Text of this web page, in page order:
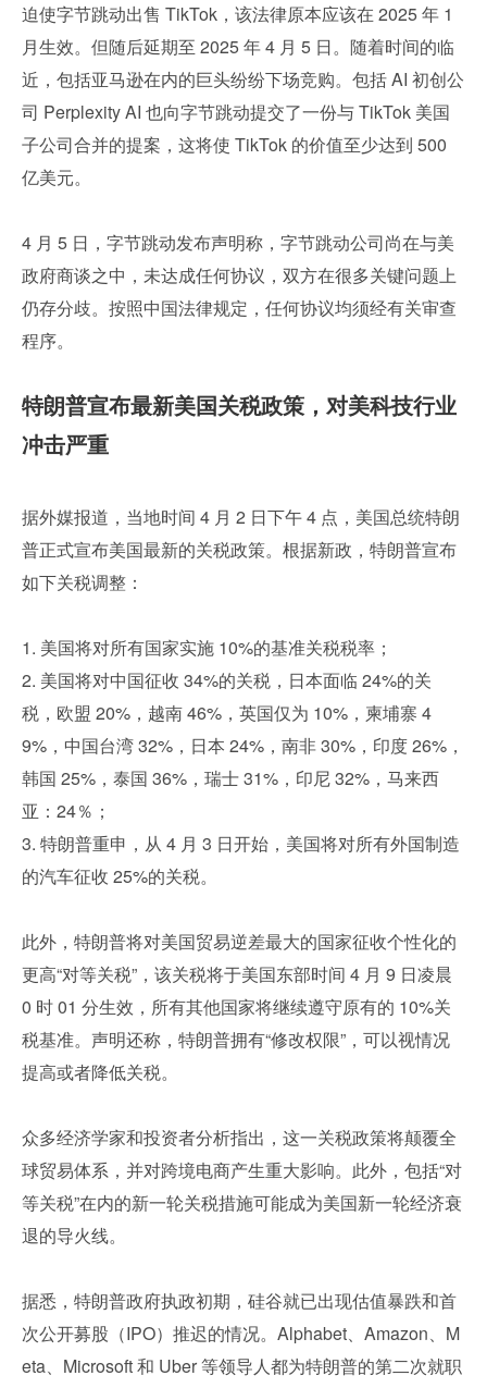
迫使字节跳动出售 TikTok，该法律原本应该在 2025 年 1
月生效。但随后延期至 2025 年 4 月 5 日。随着时间的临
近，包括亚马逊在内的巨头纷纷下场竞购。包括 AI 初创公
司 Perplexity AI 也向字节跳动提交了一份与 TikTok 美国
子公司合并的提案，这将使 TikTok 的价值至少达到 500
亿美元。
4 月 5 日，字节跳动发布声明称，字节跳动公司尚在与美
政府商谈之中，未达成任何协议，双方在很多关键问题上
仍存分歧。按照中国法律规定，任何协议均须经有关审查
程序。
特朗普宣布最新美国关税政策，对美科技行业
冲击严重
据外媒报道，当地时间 4 月 2 日下午 4 点，美国总统特朗
普正式宣布美国最新的关税政策。根据新政，特朗普宣布
如下关税调整：
1. 美国将对所有国家实施 10%的基准关税税率；
2. 美国将对中国征收 34%的关税，日本面临 24%的关
税，欧盟 20%，越南 46%，英国仅为 10%，柬埔寨 4
9%，中国台湾 32%，日本 24%，南非 30%，印度 26%，
韩国 25%，泰国 36%，瑞士 31%，印尼 32%，马来西
亚：24％；
3. 特朗普重申，从 4 月 3 日开始，美国将对所有外国制造
的汽车征收 25%的关税。
此外，特朗普将对美国贸易逆差最大的国家征收个性化的
更高“对等关税”，该关税将于美国东部时间 4 月 9 日凌晨
0 时 01 分生效，所有其他国家将继续遵守原有的 10%关
税基准。声明还称，特朗普拥有“修改权限”，可以视情况
提高或者降低关税。
众多经济学家和投资者分析指出，这一关税政策将颠覆全
球贸易体系，并对跨境电商产生重大影响。此外，包括“对
等关税”在内的新一轮关税措施可能成为美国新一轮经济衰
退的导火线。
据悉，特朗普政府执政初期，硅谷就已出现估值暴跌和首
次公开募股（IPO）推迟的情况。Alphabet、Amazon、M
eta、Microsoft 和 Uber 等领导人都为特朗普的第二次就职